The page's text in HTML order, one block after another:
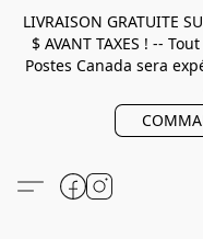
LIVRAISON GRATUITE
$ AVANT TAXES ! --
Postes Canada sera